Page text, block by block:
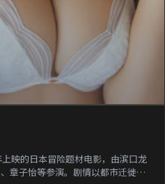
映的日本冒险题材电影，由滨口龙
章子怡等参演。剧情以都市迁徙为